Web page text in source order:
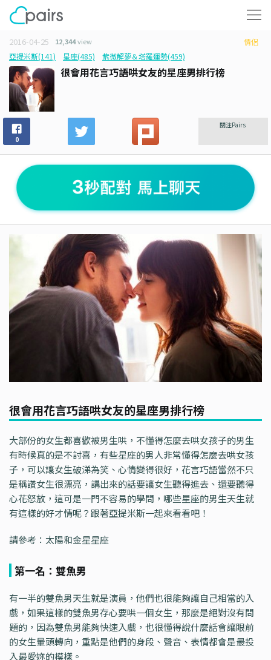
2016-04-25 12,344view
情侶
亞提米斯(141)
星座(485) 紫微解夢＆塔羅運勢(459)
很會用花言巧語哄女友的星座男排行榜
0
關注Pairs
很會用花言巧語哄女友的星座男排行榜
大部份的女生都喜歡被男生哄，不懂得怎麼去哄女孩子的男生
有時候真的是不討喜，有些星座的男人非常懂得怎麼去哄女孩
子，可以讓女生破涕為笑、心情變得很好，花言巧語當然不只
是稱讚女生很漂亮，講出來的話要讓女生聽得進去、還要聽得
心花怒放，這可是一門不容易的學問，哪些星座的男生天生就
有這樣的好才情呢？跟著亞提米斯一起來看看吧！
請參考：太陽和金星星座
第一名：雙魚男
有一半的雙魚男天生就是演員，他們也很能夠讓自己相當的入
戲，如果這樣的雙魚男存心要哄一個女生，那麼是絕對沒有問
題的，因為雙魚男能夠快速入戲，也很懂得說什麼話會讓眼前
的女生暈頭轉向，重點是他們的身段、聲音、表情都會是最投
入最愛妳的模樣。